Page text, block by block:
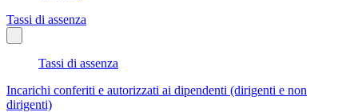
Tassi di assenza
Tassi di assenza
Incarichi conferiti e autorizzati ai dipendenti (dirigenti e non
dirigenti)